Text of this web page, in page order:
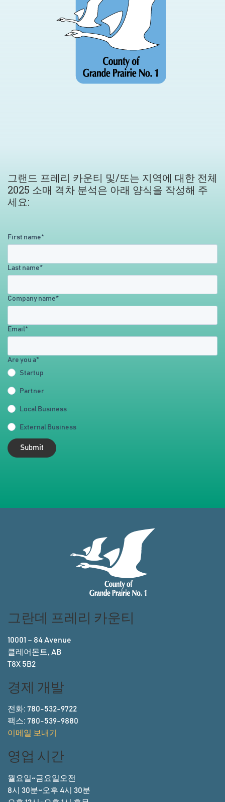
그랜드 프레리 카운티 및/또는 지역에 대한 전체
2025 소매 격차 분석은 아래 양식을 작성해 주
세요:
First name*
Last name*
Company name*
Email*
Are you a*
Startup
Partner
Local Business
External Business
그란데 프레리 카운티
10001 – 84 Avenue
클레어몬트, AB
T8X 5B2
경제 개발
전화: 780-532-9722
팩스: 780-539-9880
이메일 보내기
영업 시간
월요일~금요일오전
8시 30분~오후 4시 30분